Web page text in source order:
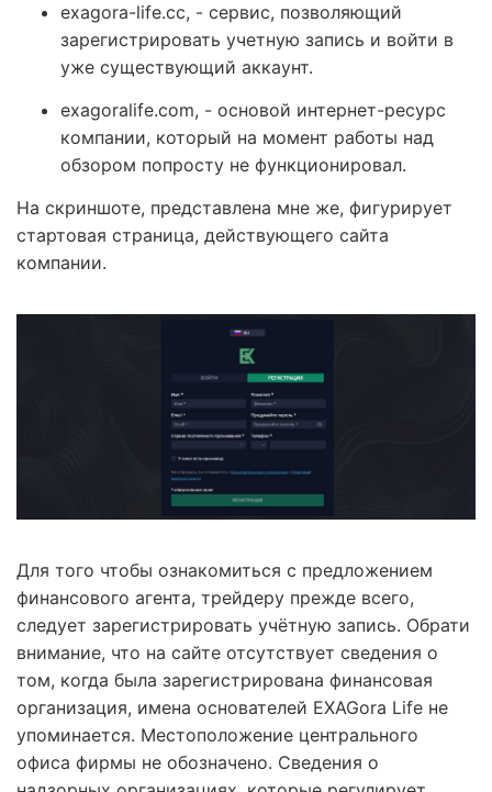
exagora-life.cc, - сервис, позволяющий
зарегистрировать учетную запись и войти в
уже существующий аккаунт.
exagoralife.com, - основой интернет-ресурс
компании, который на момент работы над
обзором попросту не функционировал.
На скриншоте, представлена мне же, фигурирует
стартовая страница, действующего сайта
компании.
Для того чтобы ознакомиться с предложением
финансового агента, трейдеру прежде всего,
следует зарегистрировать учётную запись. Обрати
внимание, что на сайте отсутствует сведения о
том, когда была зарегистрирована финансовая
организация, имена основателей EXAGora Life не
упоминается. Местоположение центрального
офиса фирмы не обозначено. Сведения о